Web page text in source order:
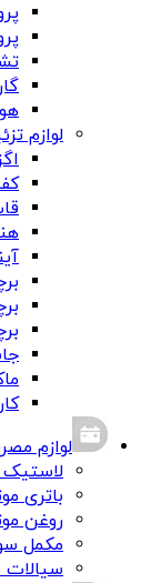
لوازم
لوازم
لاستیک
باتری
روغن
مکمل
سیالات